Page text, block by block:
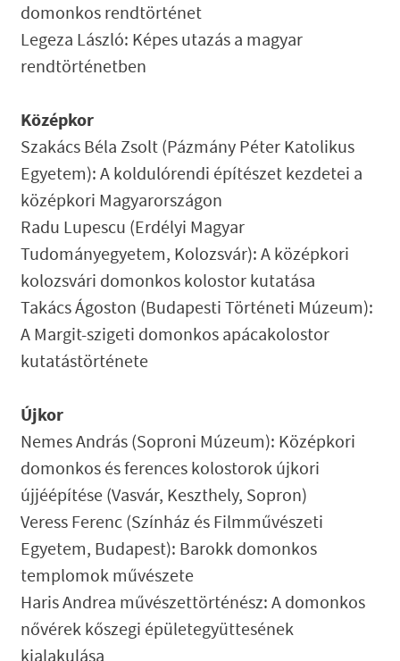
domonkos rendtörténet
Legeza László: Képes utazás a magyar
rendtörténetben
Középkor
Szakács Béla Zsolt (Pázmány Péter Katolikus
Egyetem): A koldulórendi építészet kezdetei a
középkori Magyarországon
Radu Lupescu (Erdélyi Magyar
Tudományegyetem, Kolozsvár): A középkori
kolozsvári domonkos kolostor kutatása
Takács Ágoston (Budapesti Történeti Múzeum):
A Margit-szigeti domonkos apácakolostor
kutatástörténete
Újkor
Nemes András (Soproni Múzeum): Középkori
domonkos és ferences kolostorok újkori
újjéépítése (Vasvár, Keszthely, Sopron)
Veress Ferenc (Színház és Filmművészeti
Egyetem, Budapest): Barokk domonkos
templomok művészete
Haris Andrea művészettörténész: A domonkos
nővérek kőszegi épületegyüttesének
kialakulása